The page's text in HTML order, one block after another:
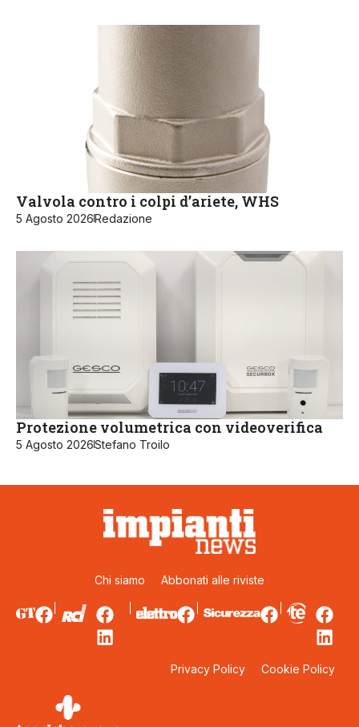
Valvola contro i colpi d’ariete, WHS
5 Agosto 2026Redazione
Protezione volumetrica con videoverifica
5 Agosto 2026Stefano Troilo
Chi siamo Abbonati alle riviste
Privacy Policy Cookie Policy